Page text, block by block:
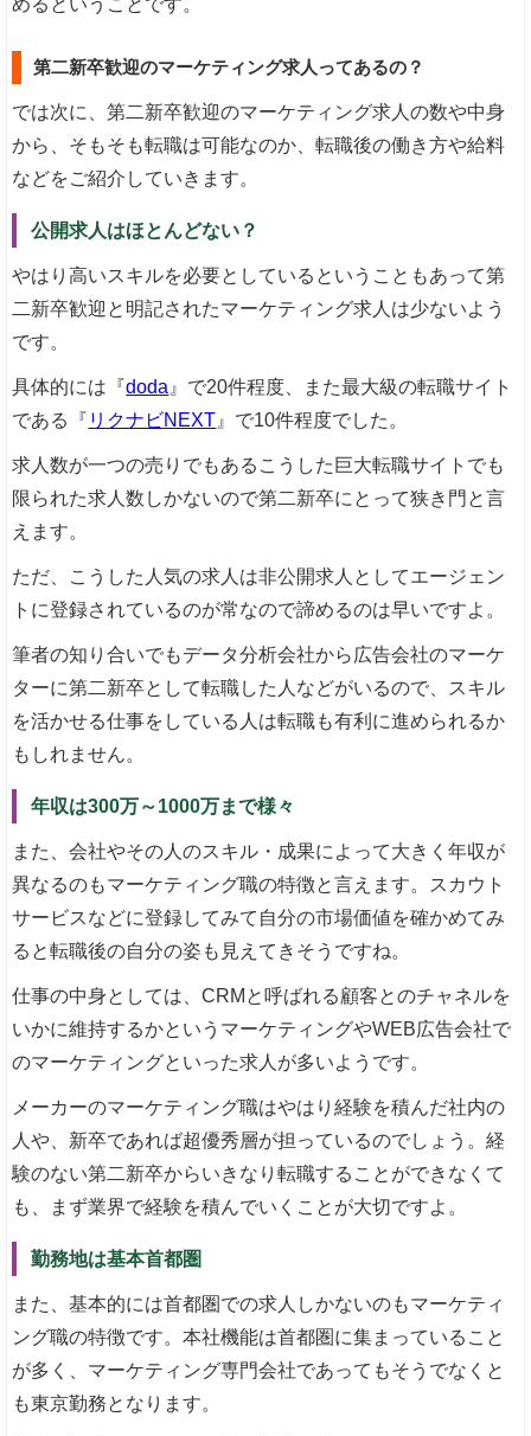
第二新卒歓迎のマーケティング求人ってあるの？
では次に、第二新卒歓迎のマーケティング求人の数や中身
から、そもそも転職は可能なのか、転職後の働き方や給料
などをご紹介していきます。
公開求人はほとんどない？
やはり高いスキルを必要としているということもあって第
二新卒歓迎と明記されたマーケティング求人は少ないよう
です。
具体的には『doda 』で20件程度、また最大級の転職サイト
である『 リクナビNEXT 』で10件程度でした。
求人数が一つの売りでもあるこうした巨大転職サイトでも
限られた求人数しかないので第二新卒にとって狭き門と言
えます。
ただ、こうした人気の求人は非公開求人としてエージェン
トに登録されているのが常なので諦めるのは早いですよ。
筆者の知り合いでもデータ分析会社から広告会社のマーケ
ターに第二新卒として転職した人などがいるので、スキル
を活かせる仕事をしている人は転職も有利に進められるか
もしれません。
年収は300万～1000万まで様々
また、会社やその人のスキル・成果によって大きく年収が
異なるのもマーケティング職の特徴と言えます。スカウト
サービスなどに登録してみて自分の市場価値を確かめてみ
ると転職後の自分の姿も見えてきそうですね。
仕事の中身としては、CRMと呼ばれる顧客とのチャネルを
いかに維持するかというマーケティングやWEB広告会社で
のマーケティングといった求人が多いようです。
メーカーのマーケティング職はやはり経験を積んだ社内の
人や、新卒であれば超優秀層が担っているのでしょう。経
験のない第二新卒からいきなり転職することができなくて
も、まず業界で経験を積んでいくことが大切ですよ。
勤務地は基本首都圏
また、基本的には首都圏での求人しかないのもマーケティ
ング職の特徴です。本社機能は首都圏に集まっていること
が多く、マーケティング専門会社であってもそうでなくと
も東京勤務となります。